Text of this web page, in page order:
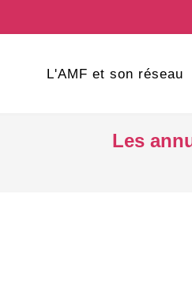
L'AMF et son réseau
Les